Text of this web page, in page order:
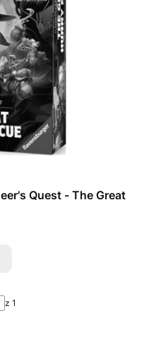
Quest - The Great
z 1